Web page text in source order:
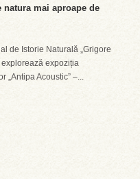
natura mai aproape de
de Istorie Naturală „Grigore
expoziția
„Antipa Acoustic” –...